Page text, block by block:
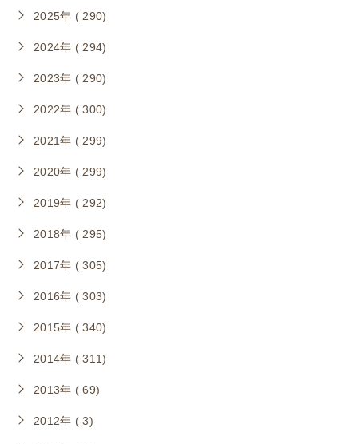
2025年 ( 290)
2024年 ( 294)
2023年 ( 290)
2022年 ( 300)
2021年 ( 299)
2020年 ( 299)
2019年 ( 292)
2018年 ( 295)
2017年 ( 305)
2016年 ( 303)
2015年 ( 340)
2014年 ( 311)
2013年 ( 69)
2012年 ( 3)